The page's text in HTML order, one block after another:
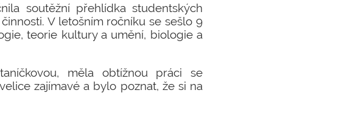
soutěžní přehlídka studentských
V letošním ročníku se sešlo 9
teorie kultury a umění, biologie a
měla obtížnou práci se
zajímavé a bylo poznat, že si na